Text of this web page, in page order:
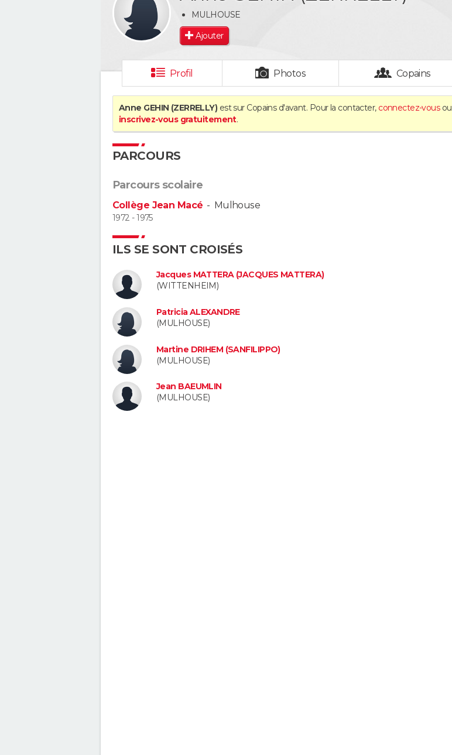
MULHOUSE
Ajouter
Profil Photos Copains
Anne GEHIN (ZERRELLY) est sur Copains d'avant. Pour la contacter, connectez-vousou
inscrivez-vous gratuitement.
PARCOURS
Parcours scolaire
Collège Jean Macé - Mulhouse
1972 - 1975
ILS SE SONT CROISÉS
Jacques MATTERA (JACQUES MATTERA)
(WITTENHEIM)
Patricia ALEXANDRE
(MULHOUSE)
Martine DRIHEM (SANFILIPPO)
(MULHOUSE)
Jean BAEUMLIN
(MULHOUSE)